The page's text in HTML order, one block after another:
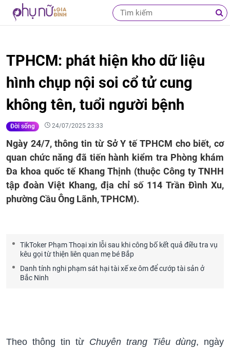
TPHCM: phát hiện kho dữ liệu
hình chụp nội soi cổ tử cung
không tên, tuổi người bệnh
Đời sống 24/07/2025 23:33
Ngày 24/7, thông tin từ Sở Y tế TPHCM cho biết, cơ
quan chức năng đã tiến hành kiểm tra Phòng khám
Đa khoa quốc tế Khang Thịnh (thuộc Công ty TNHH
tập đoàn Việt Khang, địa chỉ số 114 Trần Đình Xu,
phường Cầu Ông Lãnh, TPHCM).
TikToker Phạm Thoại xin lỗi sau khi công bố kết quả điều tra vụ
kêu gọi từ thiện liên quan mẹ bé Bắp
Danh tính nghi phạm sát hại tài xế xe ôm để cướp tài sản ở
Bắc Ninh
Theo thông tin từ Chuyên trang Tiêu dùng, ngày